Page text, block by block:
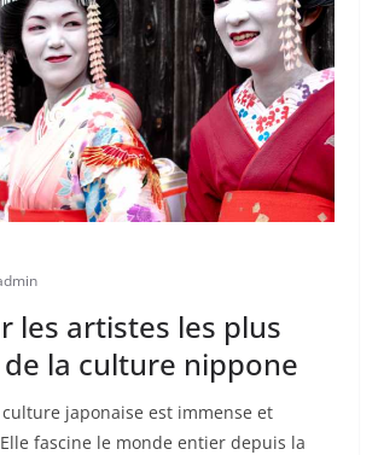
les artistes les plus
la culture nippone
culture japonaise est immense et
fascine le monde entier depuis la